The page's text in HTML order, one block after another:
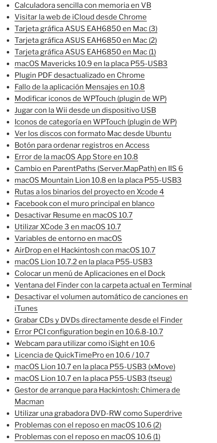
Calculadora sencilla con memoria en VB
Visitar la web de iCloud desde Chrome
Tarjeta gráfica ASUS EAH6850 en Mac (3)
Tarjeta gráfica ASUS EAH6850 en Mac (2)
Tarjeta gráfica ASUS EAH6850 en Mac (1)
macOS Mavericks 10.9 en la placa P55-USB3
Plugin PDF desactualizado en Chrome
Fallo de la aplicación Mensajes en 10.8
Modificar iconos de WPTouch (plugin de WP)
Jugar con la Wii desde un dispositivo USB
Iconos de categoría en WPTouch (plugin de WP)
Ver los discos con formato Mac desde Ubuntu
Botón para ordenar registros en Access
Error de la macOS App Store en 10.8
Cambio en ParentPaths (Server.MapPath) en IIS 6
macOS Mountain Lion 10.8 en la placa P55-USB3
Rutas a los binarios del proyecto en Xcode 4
Facebook con el muro principal en blanco
Desactivar Resume en macOS 10.7
Utilizar XCode 3 en macOS 10.7
Variables de entorno en macOS
AirDrop en el Hackintosh con macOS 10.7
macOS Lion 10.7.2 en la placa P55-USB3
Colocar un menú de Aplicaciones en el Dock
Ventana del Finder con la carpeta actual en Terminal
Desactivar el volumen automático de canciones en
iTunes
Grabar CDs y DVDs directamente desde el Finder
Error PCI configuration begin en 10.6.8-10.7
Webcam para utilizar como iSight en 10.6
Licencia de QuickTimePro en 10.6 / 10.7
macOS Lion 10.7 en la placa P55-USB3 (xMove)
macOS Lion 10.7 en la placa P55-USB3 (tseug)
Gestor de arranque para Hackintosh: Chimera de
Macman
Utilizar una grabadora DVD-RW como Superdrive
Problemas con el reposo en macOS 10.6 (2)
Problemas con el reposo en macOS 10.6 (1)